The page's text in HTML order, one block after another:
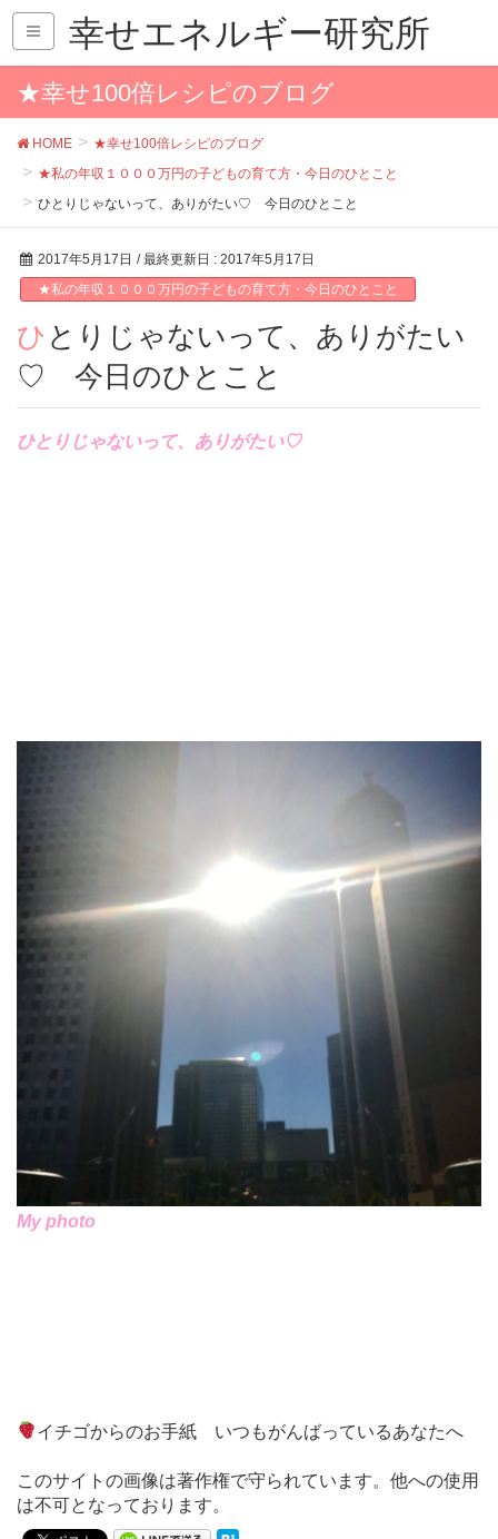
幸せエネルギー研究所
★幸せ100倍レシピのブログ
HOME
★幸せ100倍レシピのブログ
★私の年収１０００万円の子どもの育て方・今日のひとこと
ひとりじゃないって、ありがたい♡ 今日のひとこと
2017年5月17日 / 最終更新日 : 2017年5月17日
★私の年収１０００万円の子どもの育て方・今日のひとこと
ひとりじゃないって、ありがたい
♡ 今日のひとこと
ひとりじゃないって、ありがたい♡
My photo
イチゴからのお手紙 いつもがんばっているあなたへ
このサイトの画像は著作権で守られています。他への使用
は不可となっております。